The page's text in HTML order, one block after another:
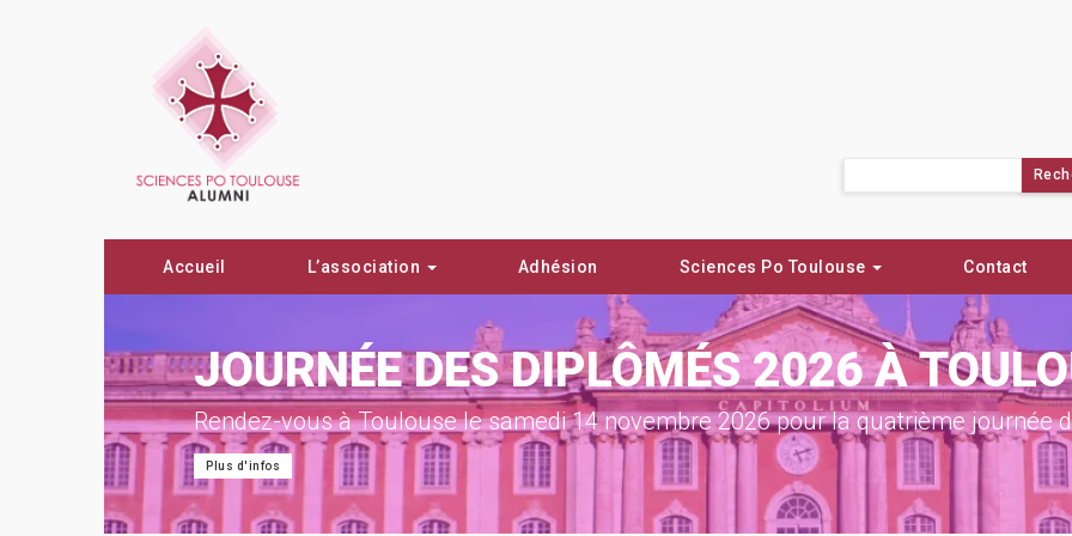
Accueil L’association Adhésion Sciences Po Toulouse Contact
JOURNÉE DES DIPLÔMÉS 2026 À
Rendez-vous à Toulouse le samedi 14 novembre 2026 pour la quatrième journée
Plus d'infos